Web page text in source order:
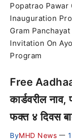
Popatrao
Inauguration
Gram
Invitation On
Program
Free
कार्डवरील नाव,
फक्त ४ दिवस
ByMHD News —